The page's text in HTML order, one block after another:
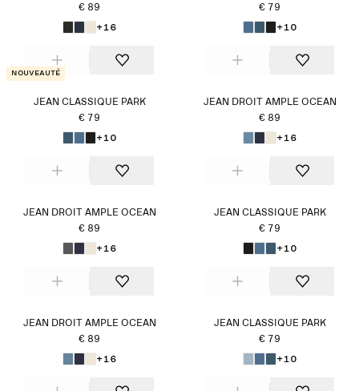
€ 89
+16
€ 79
+10
Nouveauté
JEAN CLASSIQUE PARK
€ 79
+10
JEAN DROIT AMPLE OCEAN
€ 89
+16
JEAN DROIT AMPLE OCEAN
€ 89
+16
JEAN CLASSIQUE PARK
€ 79
+10
JEAN DROIT AMPLE OCEAN
€ 89
+16
JEAN CLASSIQUE PARK
€ 79
+10